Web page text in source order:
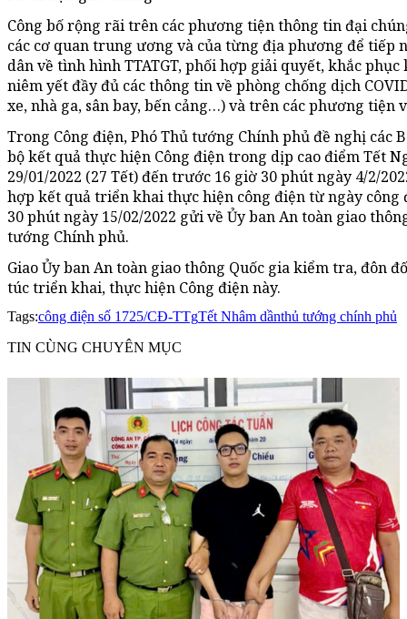
Công bố rộng rãi trên các phương tiện thông tin đại
các cơ quan trung ương và của từng địa phương để tiếp
dân về tình hình TTATGT, phối hợp giải quyết, khắc
niêm yết đầy đủ các thông tin về phòng chống dịch
xe, nhà ga, sân bay, bến cảng…) và trên các phương tiện
Trong Công điện, Phó Thủ tướng Chính phủ đề nghị các
bộ kết quả thực hiện Công điện trong dịp cao điểm Tết
29/01/2022 (27 Tết) đến trước 16 giờ 30 phút ngày 4/2/
hợp kết quả triển khai thực hiện công điện từ ngày
30 phút ngày 15/02/2022 gửi về Ủy ban An toàn giao
tướng Chính phủ.
Giao Ủy ban An toàn giao thông Quốc gia kiểm tra, đôn
túc triển khai, thực hiện Công điện này.
Tags:công điện số 1725/CĐ-TTgTết Nhâm dầnthủ tướng chính phủ
TIN CÙNG CHUYÊN MỤC